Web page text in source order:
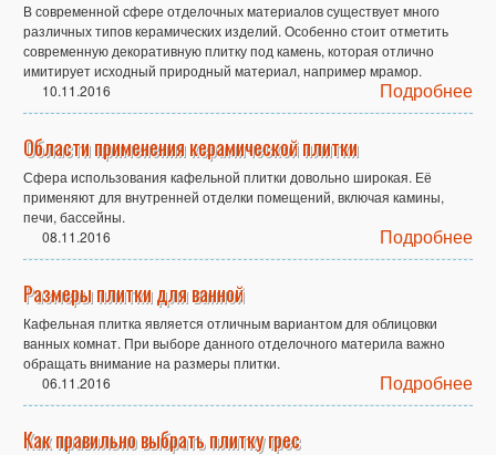
В современной сфере отделочных материалов существует много
различных типов керамических изделий. Особенно стоит отметить
современную декоративную плитку под камень, которая отлично
имитирует исходный природный материал, например мрамор.
10.11.2016
Подробнее
Области применения керамической плитки
Сфера использования кафельной плитки довольно широкая. Её
применяют для внутренней отделки помещений, включая камины,
печи, бассейны.
08.11.2016
Подробнее
Размеры плитки для ванной
Кафельная плитка является отличным вариантом для облицовки
ванных комнат. При выборе данного отделочного материла важно
обращать внимание на размеры плитки.
06.11.2016
Подробнее
Как правильно выбрать плитку грес